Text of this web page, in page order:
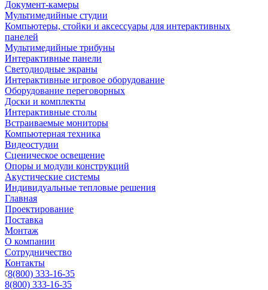
Документ-камеры
Мультимедийные студии
Компьютеры, стойки и аксессуары для интерактивных
панелей
Мультимедийные трибуны
Интерактивные панели
Светодиодные экраны
Интерактивные игровое оборудование
Оборудование переговорных
Доски и комплекты
Интерактивные столы
Встраиваемые мониторы
Компьютерная техника
Видеостудии
Cценическое освещение
Опоры и модули конструкций
Акустические системы
Индивидуальные тепловые решения
Главная
Проектирование
Поставка
Монтаж
О компании
Сотрудничество
Контакты
8(800) 333-16-35
8(800) 333-16-35